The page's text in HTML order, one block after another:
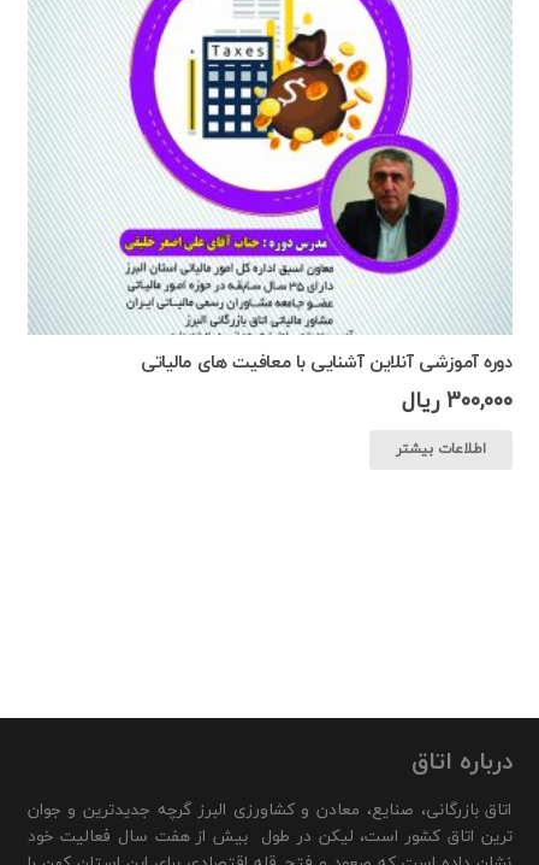
دوره آموزشی آنلاین آشنایی با معافیت های مالیاتی
300,000 ریال
اطلاعات بیشتر
درباره اتاق
اتاق بازرگانی، صنایع، معادن و کشاورزی البرز گرچه جدیدترین و جوان
ترین اتاق کشور است، لیکن در طول بیش از هفت سال فعالیت خود